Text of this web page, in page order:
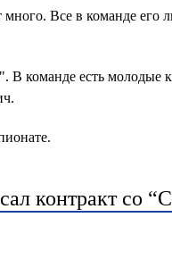
Все в команде его
команде есть молодые
контракт со